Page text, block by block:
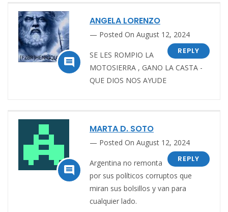

ANGELA LORENZO
Posted On August 12, 2024
REPLY
SE LES ROMPIO LA
MOTOSIERRA , GANO LA CASTA -
QUE DIOS NOS AYUDE

MARTA D. SOTO
Posted On August 12, 2024
REPLY
Argentina no remonta
por sus políticos corruptos que
miran sus bolsillos y van para
cualquier lado.